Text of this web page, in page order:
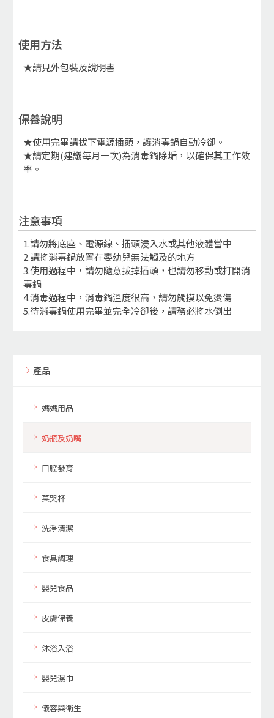
使用方法
★請見外包裝及說明書
保養說明
★使用完畢請拔下電源插頭，讓消毒鍋自動冷卻。
★請定期(建議每月一次)為消毒鍋除垢，以確保其工作效
率。
注意事項
1.請勿將底座、電源線、插頭浸入水或其他液體當中
2.請將消毒鍋放置在嬰幼兒無法觸及的地方
3.使用過程中，請勿隨意拔掉插頭，也請勿移動或打開消
毒鍋
4.消毒過程中，消毒鍋溫度很高，請勿觸摸以免燙傷
5.待消毒鍋使用完畢並完全冷卻後，請務必將水倒出
產品
媽媽用品
奶瓶及奶嘴
口腔發育
莫哭杯
洗淨清潔
食具調理
嬰兒食品
皮膚保養
沐浴入浴
嬰兒濕巾
儀容與衛生